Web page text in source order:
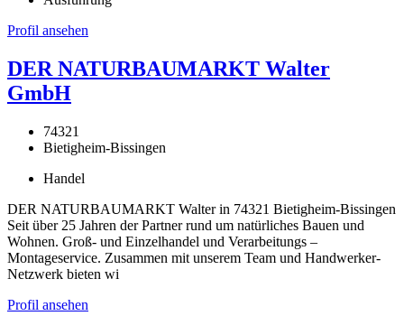
Profil ansehen
DER NATURBAUMARKT Walter
GmbH
74321
Bietigheim-Bissingen
Handel
DER NATURBAUMARKT Walter in 74321 Bietigheim-Bissingen
Seit über 25 Jahren der Partner rund um natürliches Bauen und
Wohnen. Groß- und Einzelhandel und Verarbeitungs –
Montageservice. Zusammen mit unserem Team und Handwerker-
Netzwerk bieten wi
Profil ansehen